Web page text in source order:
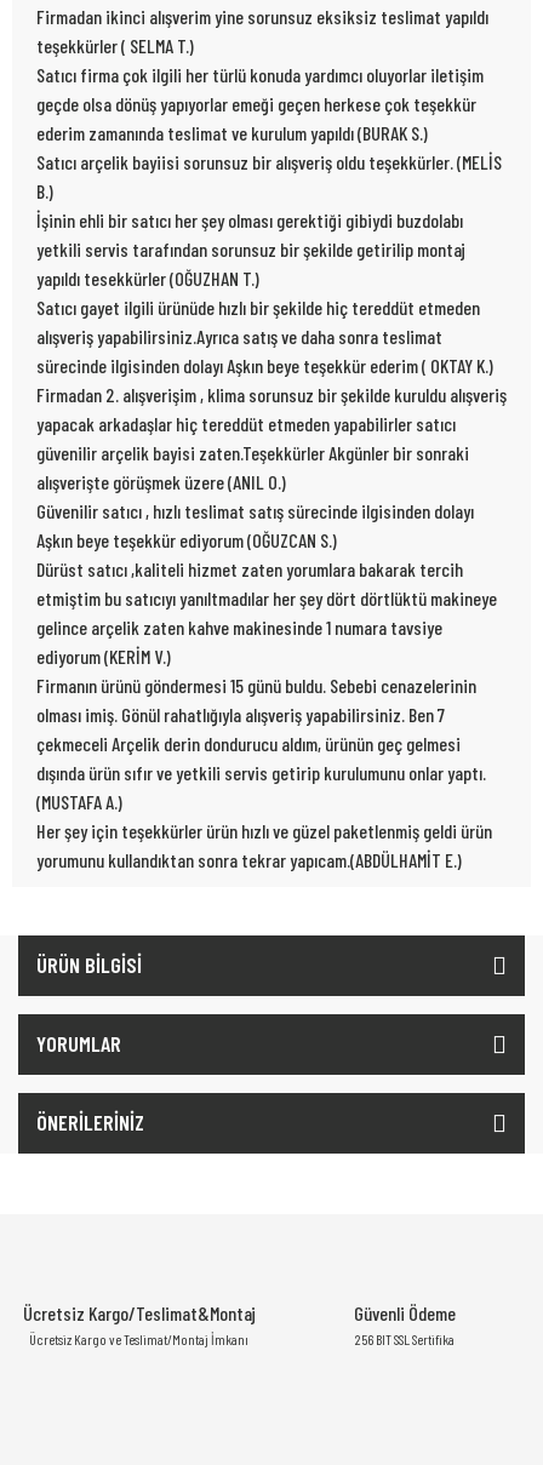
Firmadan ikinci alışverim yine sorunsuz eksiksiz teslimat yapıldı
teşekkürler ( SELMA T.)
Satıcı firma çok ilgili her türlü konuda yardımcı oluyorlar iletişim
geçde olsa dönüş yapıyorlar emeği geçen herkese çok teşekkür
ederim zamanında teslimat ve kurulum yapıldı (BURAK S.)
Satıcı arçelik bayiisi sorunsuz bir alışveriş oldu teşekkürler. (MELİS
B.)
İşinin ehli bir satıcı her şey olması gerektiği gibiydi buzdolabı
yetkili servis tarafından sorunsuz bir şekilde getirilip montaj
yapıldı tesekkürler (OĞUZHAN T.)
Satıcı gayet ilgili ürünüde hızlı bir şekilde hiç tereddüt etmeden
alışveriş yapabilirsiniz.Ayrıca satış ve daha sonra teslimat
sürecinde ilgisinden dolayı Aşkın beye teşekkür ederim ( OKTAY K.)
Firmadan 2. alışverişim , klima sorunsuz bir şekilde kuruldu alışveriş
yapacak arkadaşlar hiç tereddüt etmeden yapabilirler satıcı
güvenilir arçelik bayisi zaten.Teşekkürler Akgünler bir sonraki
alışverişte görüşmek üzere (ANIL O.)
Güvenilir satıcı , hızlı teslimat satış sürecinde ilgisinden dolayı
Aşkın beye teşekkür ediyorum (OĞUZCAN S.)
Dürüst satıcı ,kaliteli hizmet zaten yorumlara bakarak tercih
etmiştim bu satıcıyı yanıltmadılar her şey dört dörtlüktü makineye
gelince arçelik zaten kahve makinesinde 1 numara tavsiye
ediyorum (KERİM V.)
Firmanın ürünü göndermesi 15 günü buldu. Sebebi cenazelerinin
olması imiş. Gönül rahatlığıyla alışveriş yapabilirsiniz. Ben 7
çekmeceli Arçelik derin dondurucu aldım, ürünün geç gelmesi
dışında ürün sıfır ve yetkili servis getirip kurulumunu onlar yaptı.
(MUSTAFA A.)
Her şey için teşekkürler ürün hızlı ve güzel paketlenmiş geldi ürün
yorumunu kullandıktan sonra tekrar yapıcam.(ABDÜLHAMİT E.)
ÜRÜN BİLGİSİ
YORUMLAR
ÖNERİLERİNİZ
Ücretsiz Kargo/Teslimat&Montaj
Ücretsiz Kargo ve Teslimat/Montaj İmkanı
Güvenli Ödeme
256 BIT SSL Sertifika